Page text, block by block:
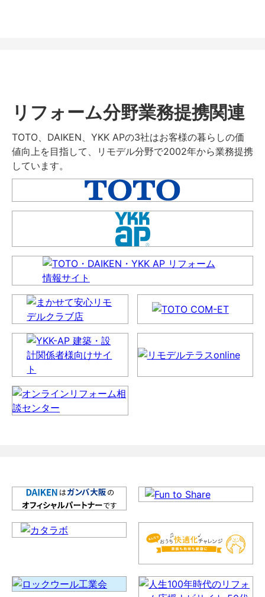
リフォーム分野業務提携関連
TOTO、DAIKEN、YKK APの3社はお客様の暮らしの価
値向上を目指して、リモデル分野で2002年から業務提携
しています。